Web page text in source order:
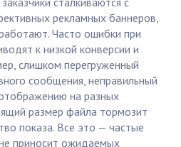
рекламных баннеров,
Часто ошибки при
к низкой конверсии и
слишком перегруженный
сообщения, неправильный
на разных
размер файла тормозит
показа. Все это — частые
приносит ожидаемых